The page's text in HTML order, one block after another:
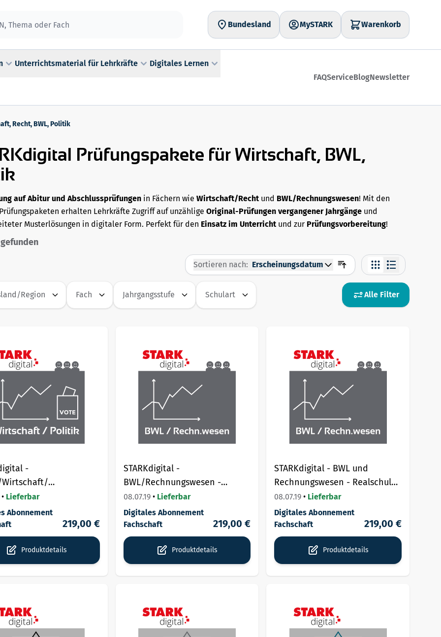
Bundesland MySTARK Warenkorb
Unterrichtsmaterial für Lehrkräfte Digitales Lernen
FAQServiceBlogNewsletter
Recht, BWL, Politik
Prüfungspakete für Wirtschaft, BWL,
auf Abitur und Abschlussprüfungen in Fächern wie Wirtschaft/Rechtund BWL/Rechnungswesen! Mit den
erhalten Lehrkräfte Zugriff auf unzählige Original-Prüfungen vergangener Jahrgänge und
Musterlösungen in digitaler Form. Perfekt für den Einsatz im Unterrichtund zur Prüfungsvorbereitung!
Sortieren nach: Erscheinungsdatum
Region Fach Jahrgangsstufe Schulart Alle Filter
-
-
Gymnasium -
• Lieferbar
Abonnement
219,00 €
Produktdetails
STARKdigital -
BWL/Rechnungswesen -
Wirtschaftsgymnasium/FOS/BOS/Berufliches
Gymnasium -
Fachschaftslizenz.
08.07.19• Lieferbar
Digitales Abonnement
Fachschaft
219,00 €
Produktdetails
STARKdigital - BWL und
Rechnungswesen - Realschule/
Wirtschaftsschule -
Fachschaftslizenz.
08.07.19 • Lieferbar
Digitales Abonnement
Fachschaft
219,00 €
Produktdetails